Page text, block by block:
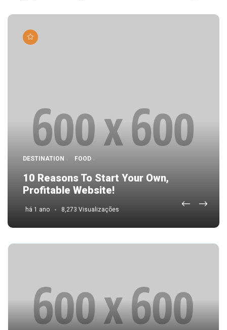
DESTINATION FOOD
10 Reasons To Start Your Own,
Profitable Website!
há 1 ano 8,273 Visualizações
A Skin Cream That’s Proven To Work
há 1 ano 6,915 Visualizações